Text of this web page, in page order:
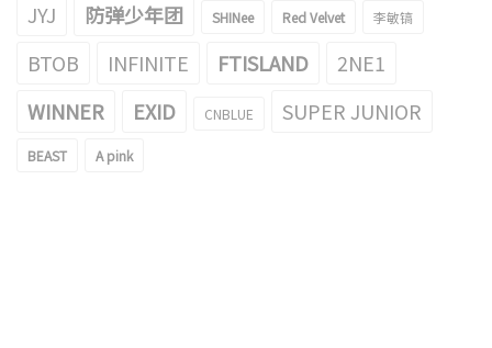
JYJ 防弹少年团 SHINee Red Velvet 李敏镐
BTOB INFINITE FTISLAND
2NE1
WINNER
EXID CNBLUE SUPER JUNIOR
BEAST A pink